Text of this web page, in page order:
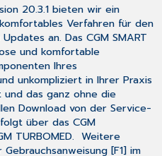
20.3.1 bieten wir ein
Verfahren für den
an. DasCGM SMART
und komfortable
Ihres
unkompliziert in Ihrer Praxis
das ganz ohne die
Download von der Service-
über dasCGM
TURBOMED. Weitere
[F1] im